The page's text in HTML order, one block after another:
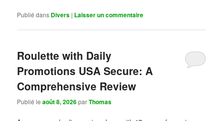
Publié dans Divers | Laisser un commentaire
Roulette with Daily
Promotions USA Secure: A
Comprehensive Review
Publié leaoût 8, 2026parThomas